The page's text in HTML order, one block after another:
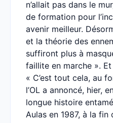
n’allait pas dans le
de formation pour
avenir meilleur.
et la théorie des
suffiront plus à
faillite en marche ».
« C’est tout cela, au
l’OL a annoncé, hier,
longue histoire
Aulas en 1987, à la fin